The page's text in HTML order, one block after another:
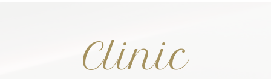
Clinic